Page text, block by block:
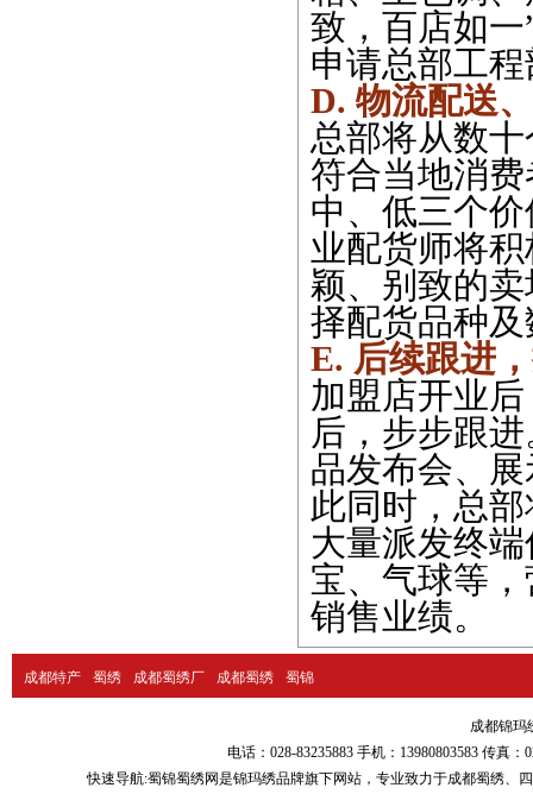
致，百店如
申请总部工
D. 物流配送
总部将从数
符合当地消
中、低三个
业配货师将
颖、别致的
择配货品种
E. 后续跟进
加盟店开业
后，步步跟
品发布会、
此同时，总
大量派发终
宝、气球等
销售业绩。
成都特产 蜀绣 成都蜀绣厂 成都蜀绣 蜀锦
成都锦玛
电话：028-83235883 手机：13980803583 传真
快速导航:蜀锦蜀绣网是锦玛绣品牌旗下网站，专业致力于成都蜀绣、